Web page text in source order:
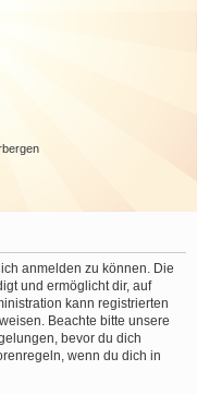
anmelden zu können. Die
und ermöglicht dir, auf
kann registrierten
Beachte bitte unsere
bevor du dich
wenn du dich in